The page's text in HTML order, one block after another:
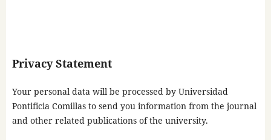
Privacy Statement
Your personal data will be processed by Universidad
Pontificia Comillas to send you information from the journal
and other related publications of the university.